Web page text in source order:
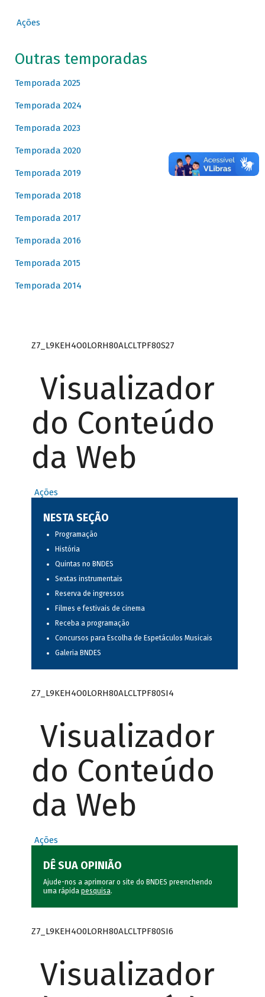
Ações
Outras temporadas
Temporada 2025
Temporada 2024
Temporada 2023
Temporada 2020
Temporada 2019
Temporada 2018
Temporada 2017
Temporada 2016
Temporada 2015
Temporada 2014
Z7_L9KEH4O0LORH80ALCLTPF80S27
Visualizador
do Conteúdo
da Web
Ações
NESTA SEÇÃO
Programação
História
Quintas no BNDES
Sextas instrumentais
Reserva de ingressos
Filmes e festivais de cinema
Receba a programação
Concursos para Escolha de Espetáculos Musicais
Galeria BNDES
Z7_L9KEH4O0LORH80ALCLTPF80SI4
Visualizador
do Conteúdo
da Web
Ações
DÊ SUA OPINIÃO
Ajude-nos a aprimorar o site do BNDES preenchendo
uma rápida pesquisa.
Z7_L9KEH4O0LORH80ALCLTPF80SI6
Visualizador